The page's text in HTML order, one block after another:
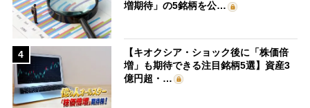
増期待」の5銘柄を公…
4
【キオクシア・ショック後に「株価倍
増」も期待できる注目銘柄5選】資産3
億円超・…